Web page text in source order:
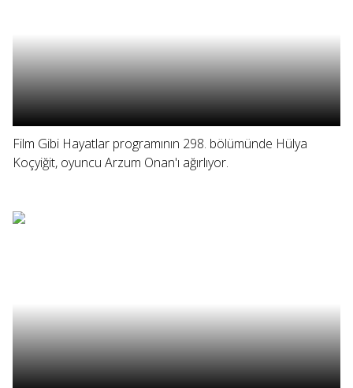
Film Gibi Hayatlar programının 298. bölümünde Hülya
Koçyiğit, oyuncu Arzum Onan'ı ağırlıyor.